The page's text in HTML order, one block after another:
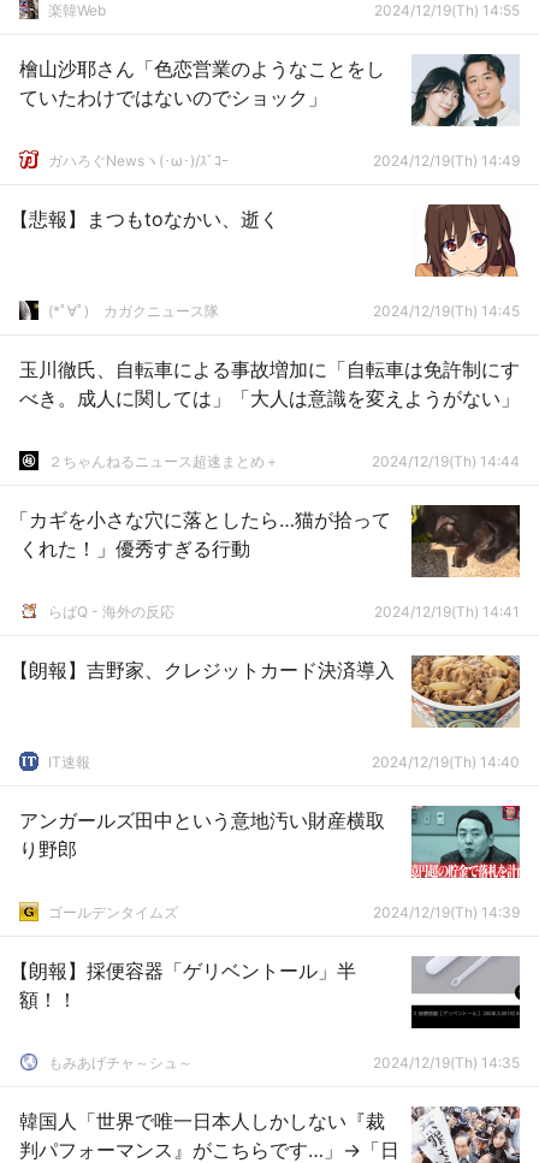
楽韓Web 2024/12/19(Th) 14:55
檜山沙耶さん「色恋営業のようなことをし
ていたわけではないのでショック」
ガハろぐNewsヽ(･ω･)/ｽﾞｺｰ 2024/12/19(Th) 14:49
【悲報】まつもtoなかい、逝く
(*ﾟ∀ﾟ)ゞカガクニュース隊 2024/12/19(Th) 14:45
玉川徹氏、自転車による事故増加に「自転車は免許制にす
べき。成人に関しては」「大人は意識を変えようがない」
２ちゃんねるニュース超速まとめ＋ 2024/12/19(Th) 14:44
「カギを小さな穴に落としたら…猫が拾って
くれた！」優秀すぎる行動
らばQ - 海外の反応 2024/12/19(Th) 14:41
【朗報】吉野家、クレジットカード決済導入
IT速報 2024/12/19(Th) 14:40
アンガールズ田中という意地汚い財産横取
り野郎
ゴールデンタイムズ 2024/12/19(Th) 14:39
【朗報】採便容器「ゲリベントール」半
額！！
もみあげチャ～シュ～ 2024/12/19(Th) 14:35
韓国人「世界で唯一日本人しかしない『裁
判パフォーマンス』がこちらです…」→「日